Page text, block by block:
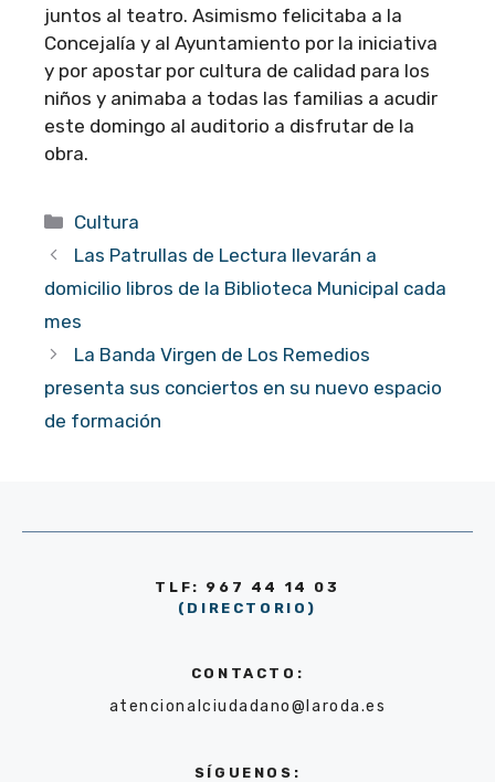
juntos al teatro. Asimismo felicitaba a la
Concejalía y al Ayuntamiento por la iniciativa
y por apostar por cultura de calidad para los
niños y animaba a todas las familias a acudir
este domingo al auditorio a disfrutar de la
obra.
Categorías
Cultura
Las Patrullas de Lectura llevarán a
domicilio libros de la Biblioteca Municipal cada
mes
La Banda Virgen de Los Remedios
presenta sus conciertos en su nuevo espacio
de formación
TLF: 967 44 14 03
(DIRECTORIO)
CONTACTO:
atencionalciudadano@laroda.es
SÍGUENOS: